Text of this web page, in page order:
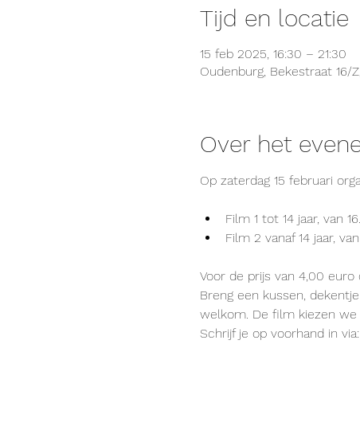
Tijd en locatie
15 feb 2025, 16:30 – 21:30
Oudenburg, Bekestraat 16/
Over het
Op zaterdag 15 februari
Film 1 tot 14 jaar, van
Film 2 vanaf 14 jaar,
Voor de prijs van 4,00
Breng een kussen,
welkom. De film kiezen we
Schrijf je op voorhand in via: